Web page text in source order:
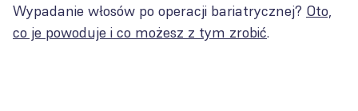
Wypadanie włosów po operacji bariatrycznej? Oto,
co je powoduje i co możesz z tym zrobić.